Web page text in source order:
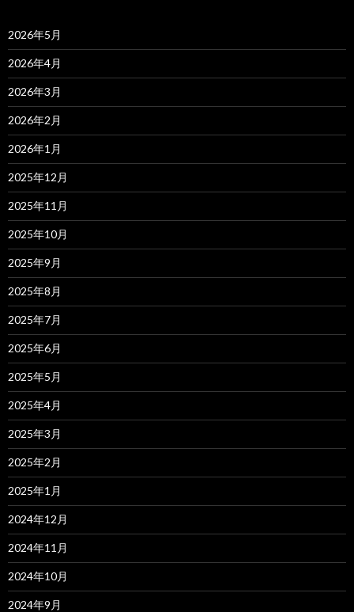
2026年5月
2026年4月
2026年3月
2026年2月
2026年1月
2025年12月
2025年11月
2025年10月
2025年9月
2025年8月
2025年7月
2025年6月
2025年5月
2025年4月
2025年3月
2025年2月
2025年1月
2024年12月
2024年11月
2024年10月
2024年9月